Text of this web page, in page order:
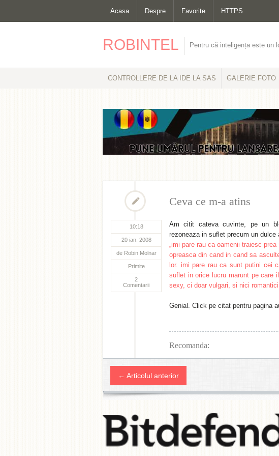
Acasa Despre Favorite HTTPS
ROBINTEL Pentru că inteligența este un
CONTROLLERE DE LA IDE LA SAS GALERIE FOTO
10:18
20 ian. 2008
de Robin Molnar
Primite
2
Comentarii
Ceva ce m-a atins
Am citit cateva cuvinte, pe un
rezoneaza in suflet precum un
„imi pare rau ca oamenii traiesc
opreasca din cand in cand sa
lor. imi pare rau ca sunt putini cei
suflet in orice lucru marunt pe care
sexy, ci doar vulgari, si nici
Genial. Click pe citat pentru pagina
Recomanda:
← Articolul anterior